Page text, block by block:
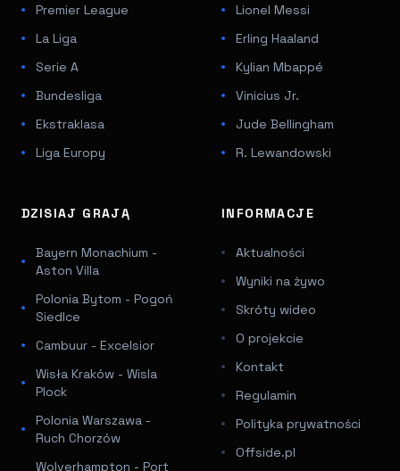
Premier League
La Liga
Serie A
Bundesliga
Ekstraklasa
Liga Europy
Lionel Messi
Erling Haaland
Kylian Mbappé
Vinicius Jr.
Jude Bellingham
R. Lewandowski
DZISIAJ GRAJĄ
Bayern Monachium -
Aston Villa
Polonia Bytom - Pogoń
Siedlce
Cambuur - Excelsior
Wisła Kraków - Wisla
Plock
Polonia Warszawa -
Ruch Chorzów
Wolverhampton - Port
INFORMACJE
Aktualności
Wyniki na żywo
Skróty wideo
O projekcie
Kontakt
Regulamin
Polityka prywatności
Offside.pl